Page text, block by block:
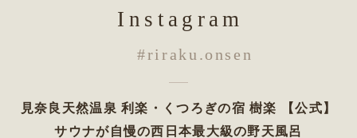
Instagram
#riraku.onsen
見奈良天然温泉 利楽・くつろぎの宿 樹楽 【公式】
サウナが自慢の西日本最大級の野天風呂